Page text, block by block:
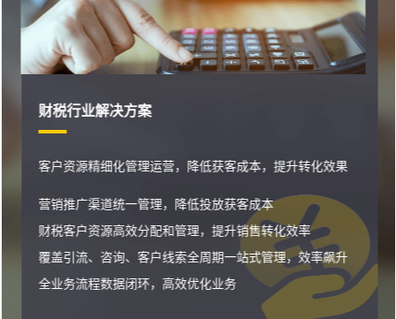
财税行业解决方案
客户资源精细化管理运营，降低获客成本，提升转化效果
营销推广渠道统一管理，降低投放获客成本
财税客户资源高效分配和管理，提升销售转化效率
覆盖引流、咨询、客户线索全周期一站式管理，效率飙升
全业务流程数据闭环，高效优化业务